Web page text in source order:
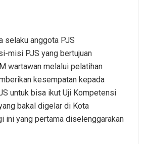
selaku anggota PJS
misi PJS yang bertujuan
wartawan melalui pelatihan
kesempatan kepada
untuk bisa ikut Uji Kompetensi
bakal digelar di Kota
ini yang pertama diselenggarakan